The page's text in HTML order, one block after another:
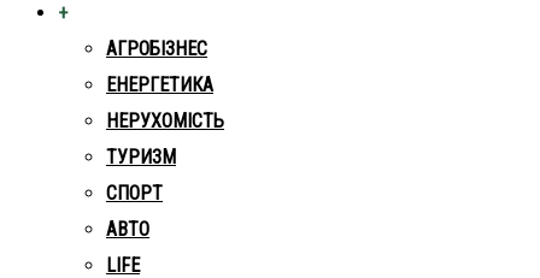
+
АГРОБІЗНЕС
ЕНЕРГЕТИКА
НЕРУХОМІСТЬ
ТУРИЗМ
СПОРТ
АВТО
LIFE